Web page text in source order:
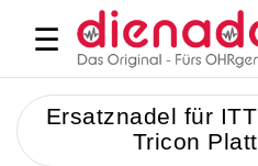
☰
Ersatznadel für
Tricon